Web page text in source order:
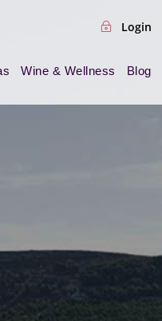
Login
Wine & Wellness Blog